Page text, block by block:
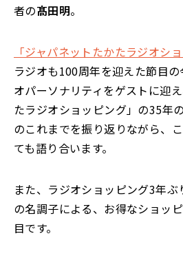
者の髙田明。
「ジャパネットたかたラジオショ
ラジオも100周年を迎えた節目
オパーソナリティをゲストに迎
たラジオショッピング」の35年
のこれまでを振り返りながら、
ても語り合います。
また、ラジオショッピング3年
の名調子による、お得なショッ
目です。